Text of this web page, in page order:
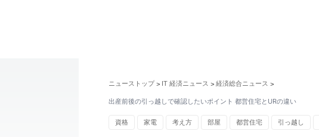
ニューストップ > IT 経済ニュース > 経済総合ニュース >
出産前後の引っ越しで確認したいポイント 都営住宅とURの違い
資格 家電 考え方 部屋 都営住宅 引っ越し